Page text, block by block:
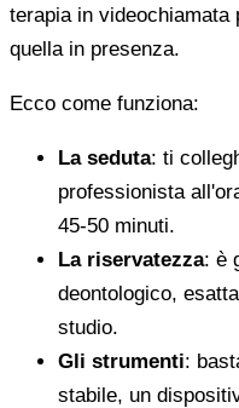
terapia in
quella in presenza.
Ecco come funziona:
La seduta: ti
professionista
45-50 minuti.
La riservatezza: è
deontologico,
studio.
Gli strumenti:
stabile, un